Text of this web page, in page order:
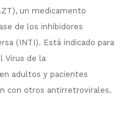
un medicamento
de los inhibidores
(INTI). Está indicado para
Virus de la
adultos y pacientes
con otros antirretrovirales.